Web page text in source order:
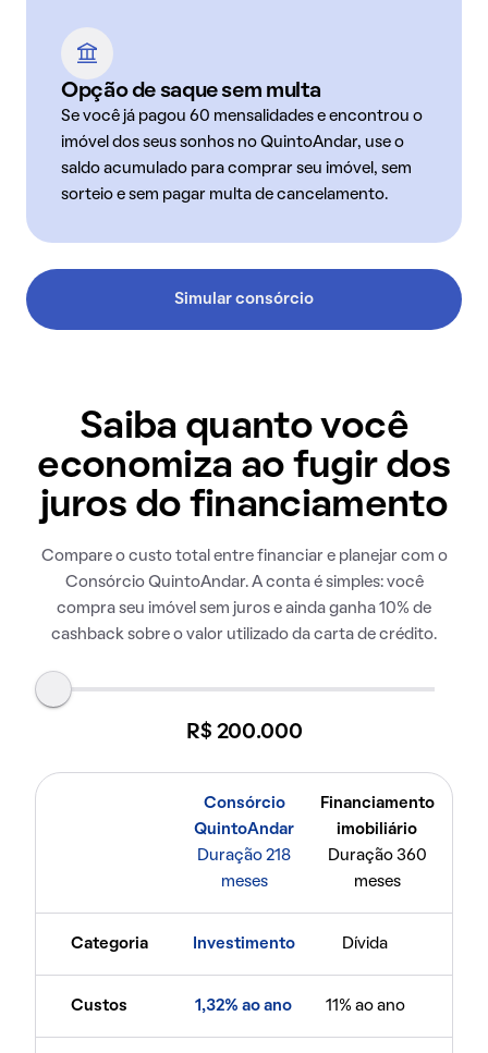
Opção de saque sem multa
Se você já pagou 60 mensalidades e encontrou o
imóvel dos seus sonhos no QuintoAndar, use o
saldo acumulado para comprar seu imóvel, sem
sorteio e sem pagar multa de cancelamento.
Simular consórcio
Saiba quanto você
economiza ao fugir dos
juros do financiamento
Compare o custo total entre financiar e planejar com o
Consórcio QuintoAndar. A conta é simples: você
compra seu imóvel sem juros e ainda ganha 10% de
cashback sobre o valor utilizado da carta de crédito.
R$ 200.000
Consórcio
QuintoAndar
Duração 218
meses
Financiamento
imobiliário
Duração 360
meses
Categoria Investimento Dívida
Custos 1,32% ao ano 11% ao ano